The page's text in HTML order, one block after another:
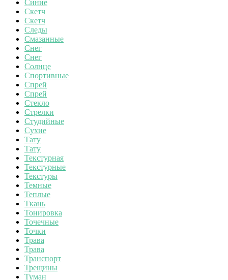
Синие
Скетч
Скетч
Следы
Смазанные
Снег
Снег
Солнце
Спортивные
Спрей
Спрей
Стекло
Стрелки
Студийные
Сухие
Тату
Тату
Текстурная
Текстурные
Текстуры
Темные
Теплые
Ткань
Тонировка
Точечные
Точки
Трава
Трава
Транспорт
Трещины
Туман